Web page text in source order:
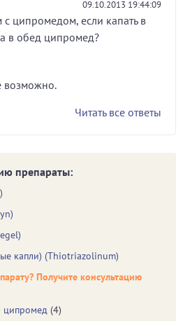
09.10.2013 19:44:09
ципромедом, если капать в
в обед ципромед?
возможно.
Читать все ответы
препараты:
капли) (Thiotriazolinum)
Получите консультацию
ципромед (4)